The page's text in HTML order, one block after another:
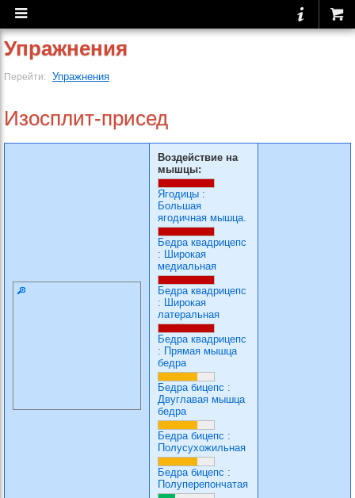
Упражнения
Перейти: Упражнения
Изосплит-присед
Воздействие на
мышцы:
Ягодицы :
Большая
ягодичная мышца.
Бедра квадрицепс
: Широкая
медиальная
Бедра квадрицепс
: Широкая
латеральная
Бедра квадрицепс
: Прямая мышца
бедра
Бедра бицепс :
Двуглавая мышца
бедра
Бедра бицепс :
Полусухожильная
Бедра бицепс :
Полуперепончатая